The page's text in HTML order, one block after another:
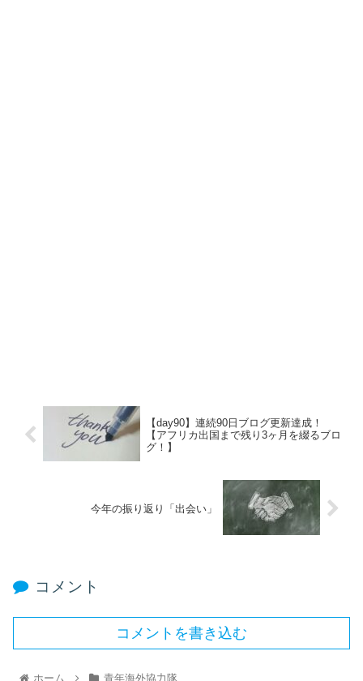
【day90】連続90日ブログ更新達成！
【アフリカ出国まで残り3ヶ月を綴るブロ
グ！】
今年の振り返り「出会い」
コメント
コメントを書き込む
ホーム 青年海外協力隊